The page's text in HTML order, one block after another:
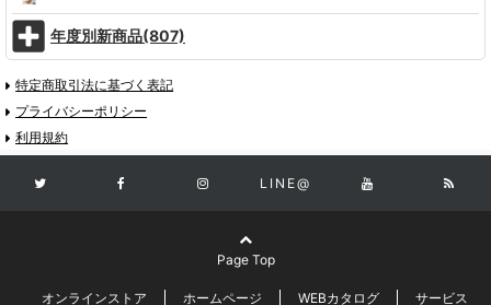
年度別新商品(807)
特定商取引法に基づく表記
プライバシーポリシー
利用規約
LINE@
Page Top
オンラインストア ホームページ WEBカタログ サービス